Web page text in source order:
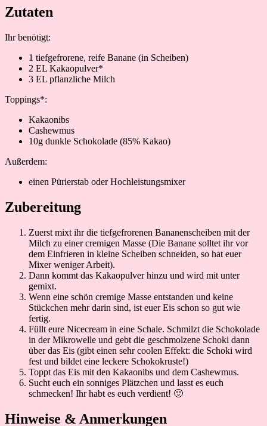
Zutaten
Ihr benötigt:
1 tiefgefrorene, reife Banane (in Scheiben)
2 EL Kakaopulver*
3 EL pflanzliche Milch
Toppings*:
Kakaonibs
Cashewmus
10g dunkle Schokolade (85% Kakao)
Außerdem:
einen Pürierstab oder Hochleistungsmixer
Zubereitung
Zuerst mixt ihr die tiefgefrorenen Bananenscheiben mit der
Milch zu einer cremigen Masse (Die Banane solltet ihr vor
dem Einfrieren in kleine Scheiben schneiden, so hat euer
Mixer weniger Arbeit).
Dann kommt das Kakaopulver hinzu und wird mit unter
gemixt.
Wenn eine schön cremige Masse entstanden und keine
Stückchen mehr darin sind, ist euer Eis schon so gut wie
fertig.
Füllt eure Nicecream in eine Schale. Schmilzt die Schokolade
in der Mikrowelle und gebt die geschmolzene Schoki dann
über das Eis (gibt einen sehr coolen Effekt: die Schoki wird
fest und bildet eine leckere Schokokruste!)
Toppt das Eis mit den Kakaonibs und dem Cashewmus.
Sucht euch ein sonniges Plätzchen und lasst es euch
schmecken! Ihr habt es euch verdient! 🙂
Hinweise & Anmerkungen